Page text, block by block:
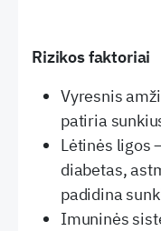
Rizikos faktoriai
Vyresnis
patiria
Lėtinės ligos
diabetas,
padidina
Imuninės